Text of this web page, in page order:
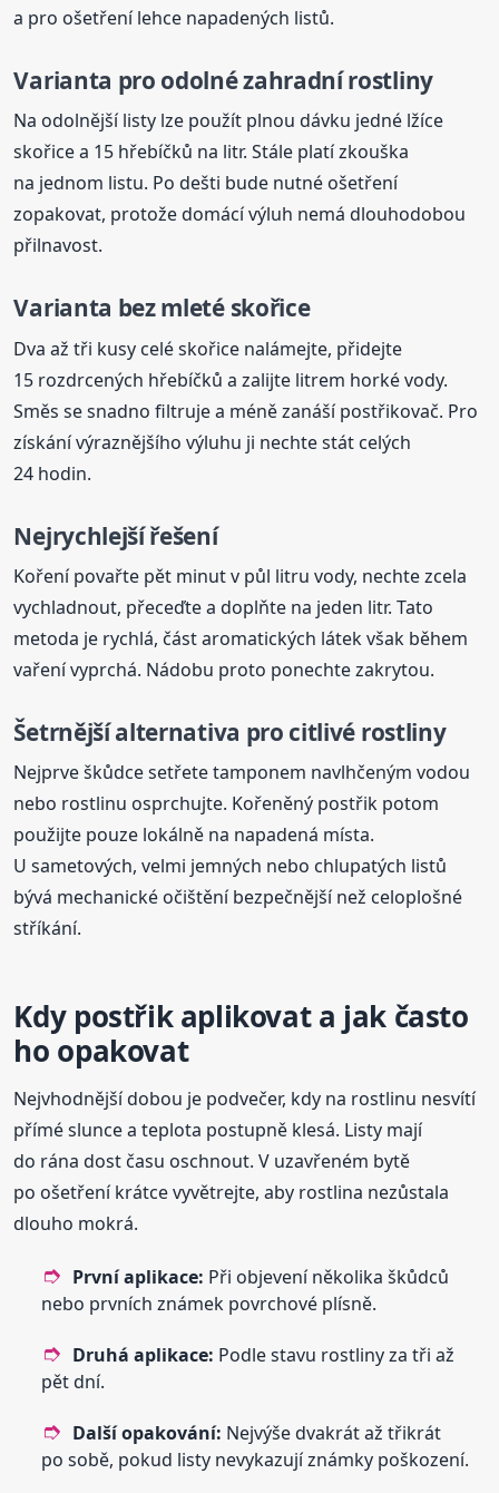
a pro ošetření lehce napadených listů.
Varianta pro odolné zahradní rostliny
Na odolnější listy lze použít plnou dávku jedné lžíce
skořice a 15 hřebíčků na litr. Stále platí zkouška
na jednom listu. Po dešti bude nutné ošetření
zopakovat, protože domácí výluh nemá dlouhodobou
přilnavost.
Varianta bez mleté skořice
Dva až tři kusy celé skořice nalámejte, přidejte
15 rozdrcených hřebíčků a zalijte litrem horké vody.
Směs se snadno filtruje a méně zanáší postřikovač. Pro
získání výraznějšího výluhu ji nechte stát celých
24 hodin.
Nejrychlejší řešení
Koření povařte pět minut v půl litru vody, nechte zcela
vychladnout, přeceďte a doplňte na jeden litr. Tato
metoda je rychlá, část aromatických látek však během
vaření vyprchá. Nádobu proto ponechte zakrytou.
Šetrnější alternativa pro citlivé rostliny
Nejprve škůdce setřete tamponem navlhčeným vodou
nebo rostlinu osprchujte. Kořeněný postřik potom
použijte pouze lokálně na napadená místa.
U sametových, velmi jemných nebo chlupatých listů
bývá mechanické očištění bezpečnější než celoplošné
stříkání.
Kdy postřik aplikovat a jak často
ho opakovat
Nejvhodnější dobou je podvečer, kdy na rostlinu nesvítí
přímé slunce a teplota postupně klesá. Listy mají
do rána dost času oschnout. V uzavřeném bytě
po ošetření krátce vyvětrejte, aby rostlina nezůstala
dlouho mokrá.
První aplikace: Při objevení několika škůdců
nebo prvních známek povrchové plísně.
Druhá aplikace: Podle stavu rostliny za tři až
pět dní.
Další opakování: Nejvýše dvakrát až třikrát
po sobě, pokud listy nevykazují známky poškození.